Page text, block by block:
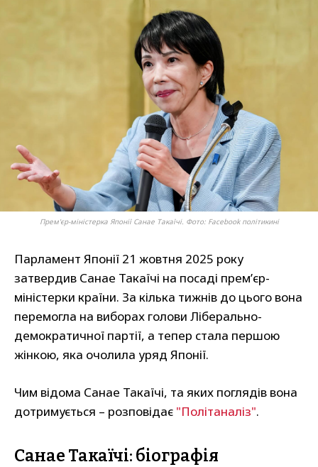
Прем'єр-міністерка Японії Санае Такаїчі. Фото: Facebook політикині
Парламент Японії 21 жовтня 2025 року
затвердив Санае Такаїчі на посаді прем’єр-
міністерки країни. За кілька тижнів до цього вона
перемогла на виборах голови Ліберально-
демократичної партії, а тепер стала першою
жінкою, яка очолила уряд Японії.
Чим відома Санае Такаїчі, та яких поглядів вона
дотримується – розповідає "Політаналіз".
Санае Такаїчі: біографія